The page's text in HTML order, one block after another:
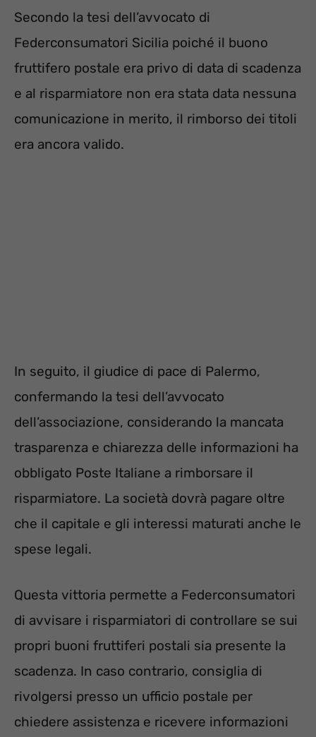
Secondo la tesi dell’avvocato di
Federconsumatori Sicilia poiché il buono
fruttifero postale era privo di data di scadenza
e al risparmiatore non era stata data nessuna
comunicazione in merito, il rimborso dei titoli
era ancora valido.
In seguito, il giudice di pace di Palermo,
confermando la tesi dell’avvocato
dell’associazione, considerando la mancata
trasparenza e chiarezza delle informazioni ha
obbligato Poste Italiane a rimborsare il
risparmiatore. La società dovrà pagare oltre
che il capitale e gli interessi maturati anche le
spese legali.
Questa vittoria permette a Federconsumatori
di avvisare i risparmiatori di controllare se sui
propri buoni fruttiferi postali sia presente la
scadenza. In caso contrario, consiglia di
rivolgersi presso un ufficio postale per
chiedere assistenza e ricevere informazioni